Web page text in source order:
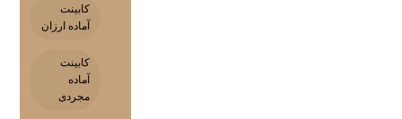
کابینت
آماده ارزان
کابینت
آماده
مجردی